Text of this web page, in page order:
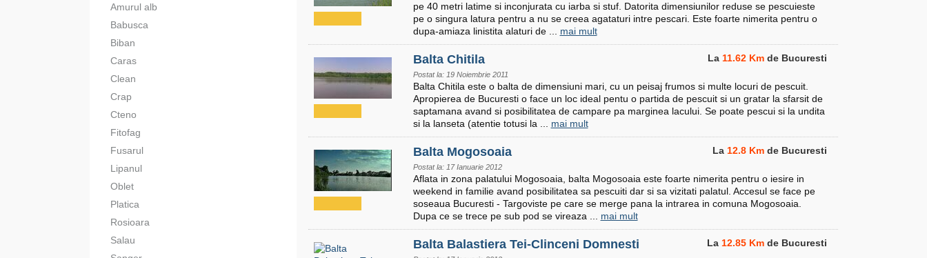
Amurul alb
Babusca
Biban
Caras
Clean
Crap
Cteno
Fitofag
Fusarul
Lipanul
Oblet
Platica
Rosioara
Salau
pe 40 metri latime si inconjurata cu iarba si stuf. Datorita dimensiunilor reduse se pescuieste
pe o singura latura pentru a nu se creea agataturi intre pescari. Este foarte nimerita pentru o
dupa-amiaza linistita alaturi de ... mai mult
Balta Chitila La 11.62 Kmde Bucuresti
Postat la: 19 Noiembrie 2011
Balta Chitila este o balta de dimensiuni mari, cu un peisaj frumos si multe locuri de pescuit.
Apropierea de Bucuresti o face un loc ideal pentu o partida de pescuit si un gratar la sfarsit de
saptamana avand si posibilitatea de campare pa marginea lacului. Se poate pescui si la undita
si la lanseta (atentie totusi la ... mai mult
Balta Mogosoaia La 12.8 Kmde Bucuresti
Postat la: 17 Ianuarie 2012
Aflata in zona palatului Mogosoaia, balta Mogosoaia este foarte nimerita pentru o iesire in
weekend in familie avand posibilitatea sa pescuiti dar si sa vizitati palatul. Accesul se face pe
soseaua Bucuresti - Targoviste pe care se merge pana la intrarea in comuna Mogosoaia.
Dupa ce se trece pe sub pod se vireaza ... mai mult
Balta Balastiera Tei-Clinceni Domnesti La 12.85 Kmde Bucuresti